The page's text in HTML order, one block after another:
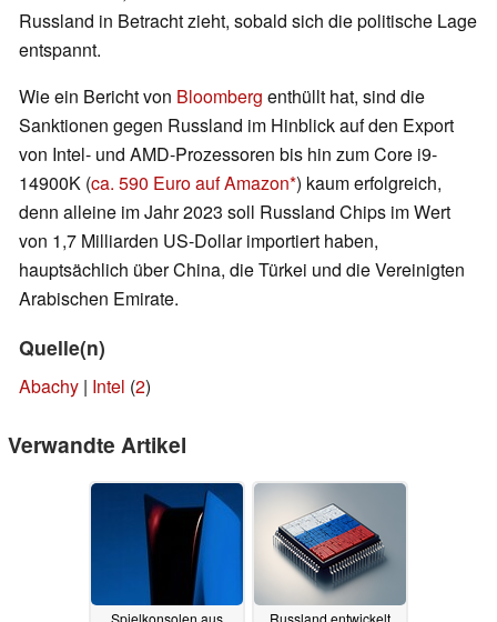
Russland in Betracht zieht, sobald sich die politische Lage
entspannt.
Wie ein Bericht von Bloomberg enthüllt hat, sind die
Sanktionen gegen Russland im Hinblick auf den Export
von Intel- und AMD-Prozessoren bis hin zum Core i9-
14900K (ca. 590 Euro auf Amazon ) kaum erfolgreich,
denn alleine im Jahr 2023 soll Russland Chips im Wert
von 1,7 Milliarden US-Dollar importiert haben,
hauptsächlich über China, die Türkei und die Vereinigten
Arabischen Emirate.
Quelle(n)
Abachy | Intel (2)
Verwandte Artikel